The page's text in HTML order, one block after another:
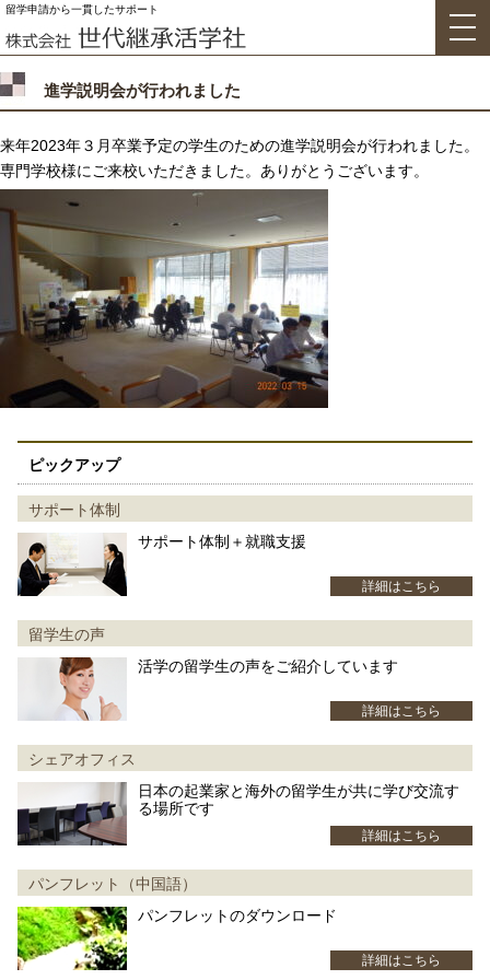
留学申請から一貫したサポート
進学説明会が行われました
来年2023年３月卒業予定の学生のための進学説明会が行われました。
専門学校様にご来校いただきました。ありがとうございます。
ピックアップ
サポート体制
サポート体制＋就職支援
詳細はこちら
留学生の声
活学の留学生の声をご紹介しています
詳細はこちら
シェアオフィス
日本の起業家と海外の留学生が共に学び交流す
る場所です
詳細はこちら
パンフレット（中国語）
パンフレットのダウンロード
詳細はこちら